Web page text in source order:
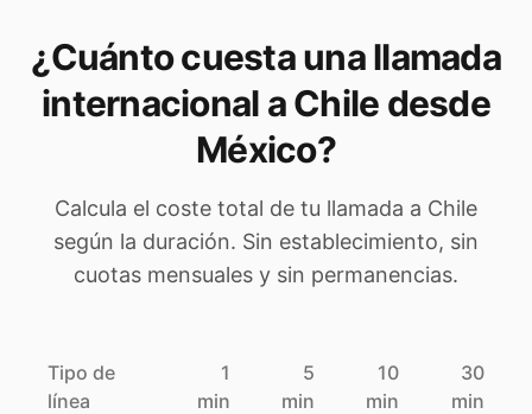
¿Cuánto cuesta una llamada
internacional aChile desde
México?
Calcula el coste total de tu llamada a Chile
según la duración. Sin establecimiento, sin
cuotas mensuales y sin permanencias.
Tipo de
línea
1
min
5
min
10
min
30
min